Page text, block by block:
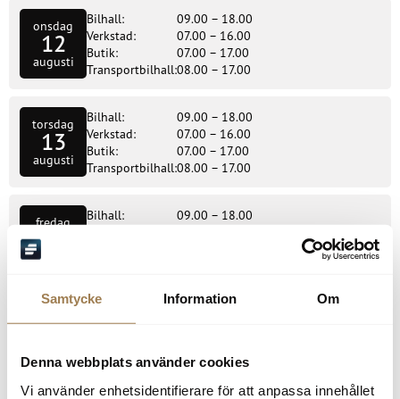
Samtycke Information Om
Denna webbplats använder cookies
Vi använder enhetsidentifierare för att anpassa innehållet
onsdag
12
augusti
Bilhall:
Verkstad:
Butik:
Transportbilhall:
09.00 – 18.00
07.00 – 16.00
07.00 – 17.00
08.00 – 17.00
torsdag
13
augusti
Bilhall:
Verkstad:
Butik:
Transportbilhall:
09.00 – 18.00
07.00 – 16.00
07.00 – 17.00
08.00 – 17.00
fredag
14
augusti
Bilhall:
09.00 – 18.00
lördag
Transportbilhall:Stängt